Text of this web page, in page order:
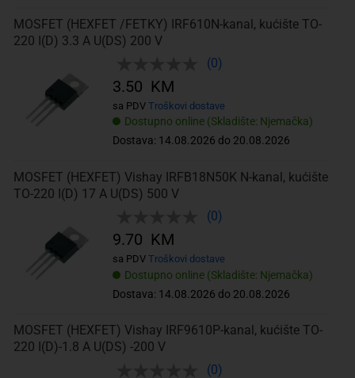
MOSFET (HEXFET /FETKY) IRF610N-kanal, kućište TO-
220 I(D) 3.3 A U(DS) 200 V
(0)
Dostupno online (Skladište: Njemačka)
Dostava: 14.08.2026 do 20.08.2026
3.50 KM
sa PDV Troškovi dostave
MOSFET (HEXFET) Vishay IRFB18N50K N-kanal, kućište
TO-220 I(D) 17 A U(DS) 500 V
(0)
Dostupno online (Skladište: Njemačka)
Dostava: 14.08.2026 do 20.08.2026
9.70 KM
sa PDV Troškovi dostave
MOSFET (HEXFET) Vishay IRF9610P-kanal, kućište TO-
220 I(D)-1.8 A U(DS) -200 V
(0)